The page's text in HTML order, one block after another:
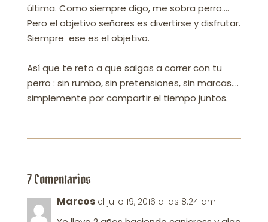
última. Como siempre digo, me sobra perro….
Pero el objetivo señores es divertirse y disfrutar.
Siempre ese es el objetivo.
Así que te reto a que salgas a correr con tu
perro : sin rumbo, sin pretensiones, sin marcas….
simplemente por compartir el tiempo juntos.
7 Comentarios
Marcos el julio 19, 2016 a las 8:24 am